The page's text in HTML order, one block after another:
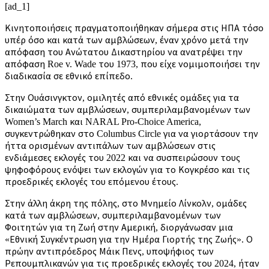
[ad_1]
Κινητοποιήσεις πραγματοποιήθηκαν σήμερα στις ΗΠΑ τόσο
υπέρ όσο και κατά των αμβλώσεων, έναν χρόνο μετά την
απόφαση του Ανώτατου Δικαστηρίου να ανατρέψει την
απόφαση Roe v. Wade του 1973, που είχε νομιμοποιήσει την
διαδικασία σε εθνικό επίπεδο.
Στην Ουάσινγκτον, ομιλητές από εθνικές ομάδες για τα
δικαιώματα των αμβλώσεων, συμπεριλαμβανομένων των
Women’s March και NARAL Pro-Choice America,
συγκεντρώθηκαν στο Columbus Circle για να γιορτάσουν την
ήττα ορισμένων αντιπάλων των αμβλώσεων στις
ενδιάμεσες εκλογές του 2022 και να συσπειρώσουν τους
ψηφοφόρους ενόψει των εκλογών για το Κογκρέσο και τις
προεδρικές εκλογές του επόμενου έτους.
Στην άλλη άκρη της πόλης, στο Μνημείο Λίνκολν, ομάδες
κατά των αμβλώσεων, συμπεριλαμβανομένων των
Φοιτητών για τη Ζωή στην Αμερική, διοργάνωσαν μια
«Εθνική Συγκέντρωση για την Ημέρα Γιορτής της Ζωής». Ο
πρώην αντιπρόεδρος Μάικ Πενς, υποψήφιος των
Ρεπουμπλικανών για τις προεδρικές εκλογές του 2024, ήταν